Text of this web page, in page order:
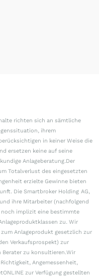
richten sich an sämtliche
ihrem
in keiner Weise die
ersetzen keine auf seine
Anlageberatung.Der
Totalverlust des eingesetzten
erzielte Gewinne bieten
Die Smartbroker Holding AG,
ihre Mitarbeiter (nachfolgend
noch implizit eine bestimmte
zu. Wir
Anlageprodukt gesetzlich zur
Verkaufsprospekt) zur
Berater zu konsultieren.Wir
Angemessenheit,
zur Verfügung gestellten